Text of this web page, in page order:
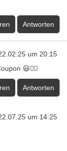
Antworten
um 20:15
😃👍🏻
Antworten
um 14:25